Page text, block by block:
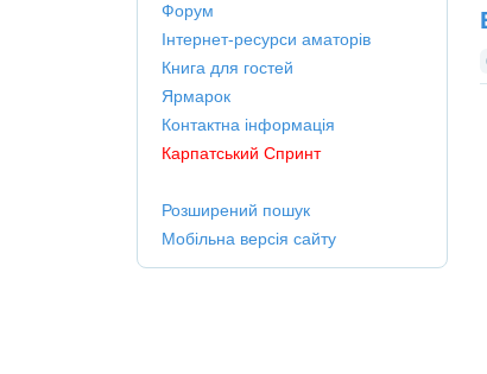
Форум
Інтернет-ресурси аматорів
Книга для гостей
Ярмарок
Контактна інформація
Карпатський Спринт
Розширений пошук
Мобільна версія сайту